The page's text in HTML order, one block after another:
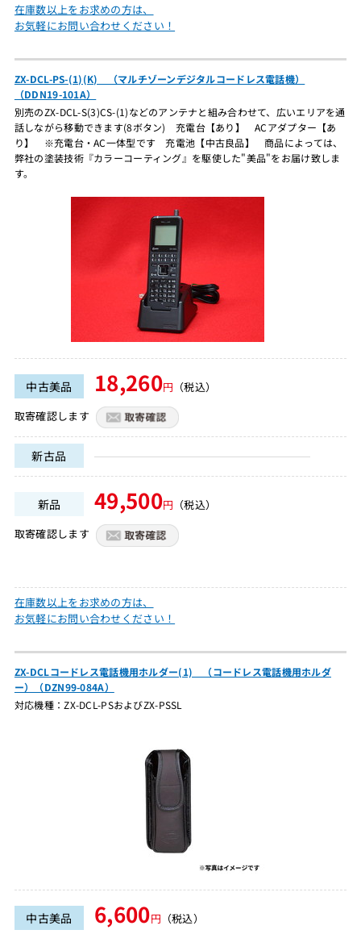
在庫数以上をお求めの方は、
お気軽にお問い合わせください！
ZX-DCL-PS-(1)(K) （マルチゾーンデジタルコードレス電話機）
（DDN19-101A）
別売のZX-DCL-S(3)CS-(1)などのアンテナと組み合わせて、広いエリアを通
話しながら移動できます(8ボタン) 充電台【あり】 ACアダプター【あ
り】 ※充電台・AC一体型です 充電池【中古良品】 商品によっては、
弊社の塗装技術『カラーコーティング』を駆使した"美品"をお届け致しま
す。
中古美品 18,260円 （税込）
取寄確認します
新古品
新品 49,500円 （税込）
取寄確認します
在庫数以上をお求めの方は、
お気軽にお問い合わせください！
ZX-DCLコードレス電話機用ホルダー(1) （コードレス電話機用ホルダ
ー）（DZN99-084A）
対応機種：ZX-DCL-PSおよびZX-PSSL
中古美品 6,600円 （税込）